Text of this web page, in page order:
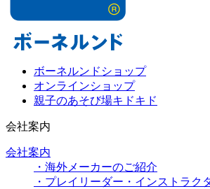
ボーネルンドショップ
オンラインショップ
親子のあそび場キドキド
会社案内
会社案内
・海外メーカーのご紹介
・プレイリーダー・インストラク